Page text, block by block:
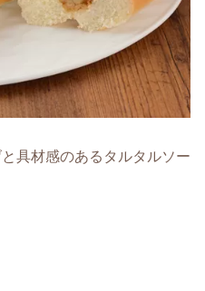
具材感のあるタルタルソー